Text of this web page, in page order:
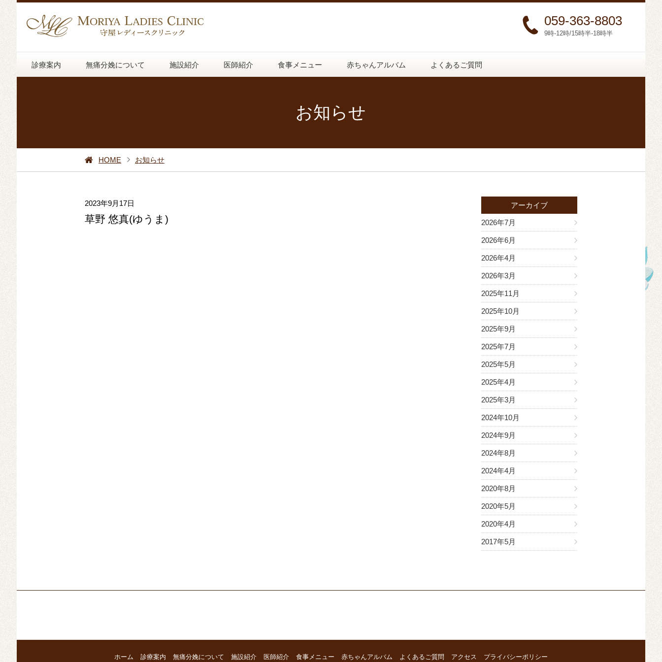
059-363-8803
9時-12時/15時半-18時半
診療案内 無痛分娩について 施設紹介 医師紹介 食事メニュー 赤ちゃんアルバム よくあるご質問
お知らせ
HOME お知らせ
2023年9月17日
草野 悠真(ゆうま)
アーカイブ
2026年7月
2026年6月
2026年4月
2026年3月
2025年11月
2025年10月
2025年9月
2025年7月
2025年5月
2025年4月
2025年3月
2024年10月
2024年9月
2024年8月
2024年4月
2020年8月
2020年5月
2020年4月
2017年5月
ホーム 診療案内 無痛分娩について 施設紹介 医師紹介 食事メニュー 赤ちゃんアルバム よくあるご質問 アクセス プライバシーポリシー